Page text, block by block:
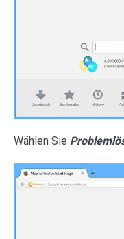
Wählen Sie